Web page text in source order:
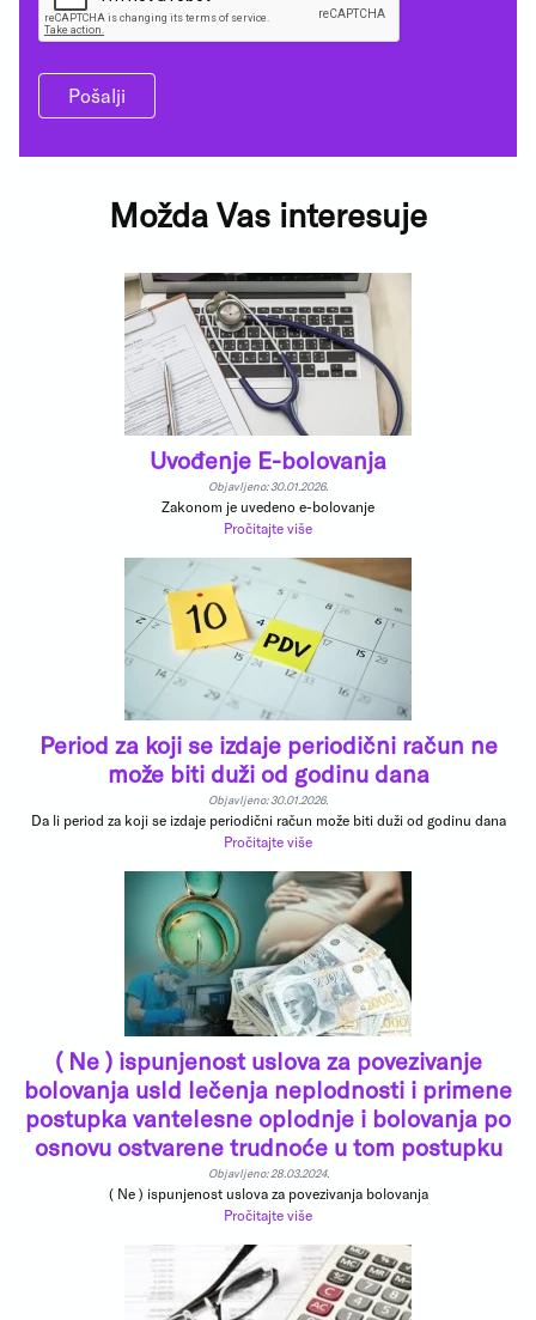
Pošalji
Možda Vas interesuje
Uvođenje E-bolovanja
Objavljeno: 30.01.2026.
Zakonom je uvedeno e-bolovanje
Pročitajte više
Period za koji se izdaje periodični račun ne
može biti duži od godinu dana
Objavljeno: 30.01.2026.
Da li period za koji se izdaje periodični račun može biti duži od godinu dana
Pročitajte više
( Ne ) ispunjenost uslova za povezivanje
bolovanja usld lečenja neplodnosti i primene
postupka vantelesne oplodnje i bolovanja po
osnovu ostvarene trudnoće u tom postupku
Objavljeno: 28.03.2024.
( Ne ) ispunjenost uslova za povezivanja bolovanja
Pročitajte više